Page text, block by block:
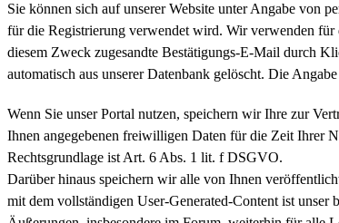
Sie können sich auf unserer Website unter Angabe von
für die Registrierung verwendet wird. Wir verwenden für
diesem Zweck zugesandte Bestätigungs-E-Mail durch
automatisch aus unserer Datenbank gelöscht. Die
Wenn Sie unser Portal nutzen, speichern wir Ihre zur
Ihnen angegebenen freiwilligen Daten für die Zeit Ihrer
Rechtsgrundlage ist Art. 6 Abs. 1 lit. f DSGVO.
Darüber hinaus speichern wir alle von Ihnen
mit dem vollständigen User-Generated-Content ist